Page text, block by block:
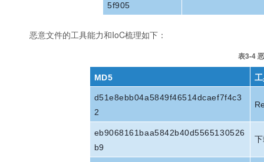
5f905
恶意文件的工具能力和IoC梳理如下：
表3-4
MD5
d51e8ebb04a5849f46514dcaef7f4c3
2
eb9068161baa5842b40d5565130526
b9